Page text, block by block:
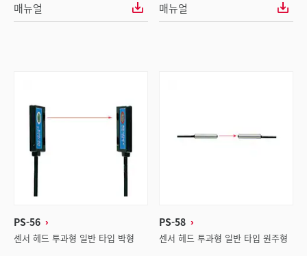
매뉴얼
매뉴얼
PS-56
센서 헤드 투과형 일반 타입 박형
PS-58
센서 헤드 투과형 일반 타입 원주형